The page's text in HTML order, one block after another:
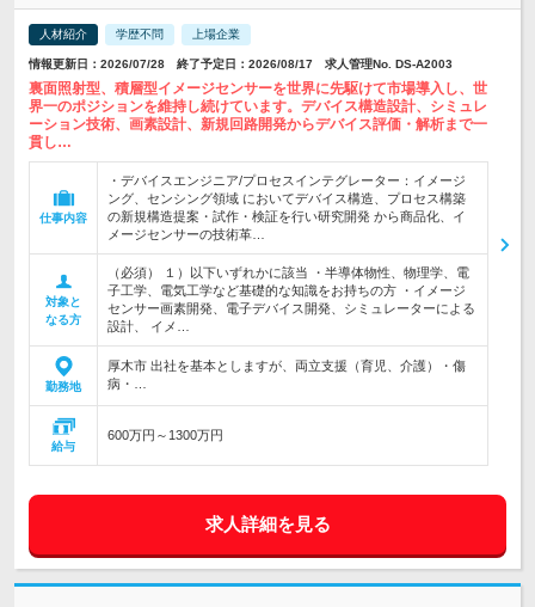
人材紹介 学歴不問 上場企業
情報更新日：2026/07/28 終了予定日：2026/08/17 求人管理No. DS-A2003
裏面照射型、積層型イメージセンサーを世界に先駆けて市場導入し、世
界一のポジションを維持し続けています。デバイス構造設計、シミュレ
ーション技術、画素設計、新規回路開発からデバイス評価・解析まで一
貫し…
仕事内容
・デバイスエンジニア/プロセスインテグレーター：イメージ
ング、センシング領域 においてデバイス構造、プロセス構築
の新規構造提案・試作・検証を行い研究開発 から商品化、イ
メージセンサーの技術革…
対象と
なる方
（必須） １）以下いずれかに該当 ・半導体物性、物理学、電
子工学、電気工学など基礎的な知識をお持ちの方 ・イメージ
センサー画素開発、電子デバイス開発、シミュレーターによる
設計、 イメ…
勤務地
厚木市 出社を基本としますが、両立支援（育児、介護）・傷
病・…
給与
600万円～1300万円
求人詳細を見る